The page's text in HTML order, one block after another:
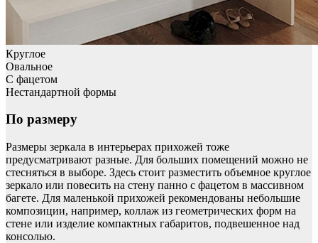
Круглое
Овальное
С фацетом
Нестандартной формы
По размеру
Размеры зеркала в интерьерах прихожей тоже
предусматривают разные. Для больших помещений можно не
стесняться в выборе. Здесь стоит разместить объемное круглое
зеркало или повесить на стену панно с фацетом в массивном
багете. Для маленькой прихожей рекомендованы небольшие
композиции, например, коллаж из геометрических форм на
стене или изделие компактных габаритов, подвешенное над
консолью.